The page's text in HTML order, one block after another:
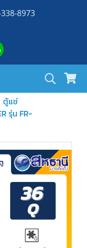
8973
ตู้แช่
รุ่น FR-